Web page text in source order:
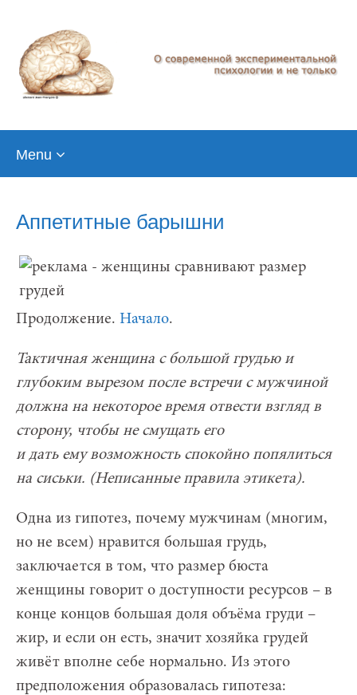
Menu
Аппетитные барышни
Продолжение. Начало.
Тактичная женщина с большой грудью и
глубоким вырезом после встречи с мужчиной
должна на некоторое время отвести взгляд в
сторону, чтобы не смущать его
и дать ему возможность спокойно попялиться
на сиськи. (Неписанные правила этикета).
Одна из гипотез, почему мужчинам (многим,
но не всем) нравится большая грудь,
заключается в том, что размер бюста
женщины говорит о доступности ресурсов – в
конце концов большая доля объёма груди –
жир, и если он есть, значит хозяйка грудей
живёт вполне себе нормально. Из этого
предположения образовалась гипотеза: